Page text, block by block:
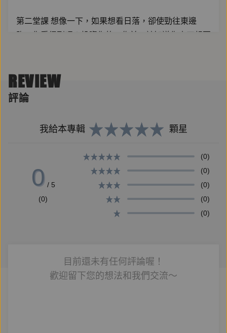
第二堂課 想像一下，如果想看日落，卻使勁往東邊
音。 這門課會教你如何瞭解自己；知道什麼真正滿足
你的心和靈魂。而且，這麼做，你會賺更多的錢！
別再讓身體狀態影響心理狀態；別再讓痛苦的驅動力迷
痛苦；如何利用「苦樂」管理自己，讓你找到生命的意
義，從此發光發熱。深入瞭解，就會豁然開朗。輕輕鬆
鬆網上學習，讓你受用一輩子！
第四堂課< 什麼在控制你？之二> 你的價值規則和自我
本堂課Carol老師將帶領我們就「價值觀/必需要、規
則、自我認知、語言，以及參考資料(記憶、環境、悲/
REVIEW
評論
我給本專輯 顆星
0 / 5
(0)
(0)
(0)
(0)
(0)
(0)
目前還未有任何評論喔！
歡迎留下您的想法和我們交流～